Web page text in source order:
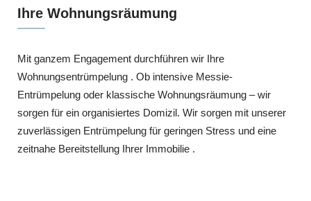
Ihre Wohnungsräumung
Mit ganzem Engagement durchführen wir Ihre
Wohnungsentrümpelung . Ob intensive Messie-
Entrümpelung oder klassische Wohnungsräumung – wir
sorgen für ein organisiertes Domizil. Wir sorgen mit unserer
zuverlässigen Entrümpelung für geringen Stress und eine
zeitnahe Bereitstellung Ihrer Immobilie .